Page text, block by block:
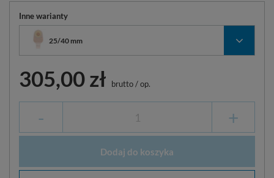
Inne warianty
25/40 mm
305,00 zł brutto/op.
- +
Dodaj do koszyka